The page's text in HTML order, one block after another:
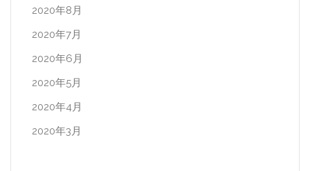
2020年8月
2020年7月
2020年6月
2020年5月
2020年4月
2020年3月